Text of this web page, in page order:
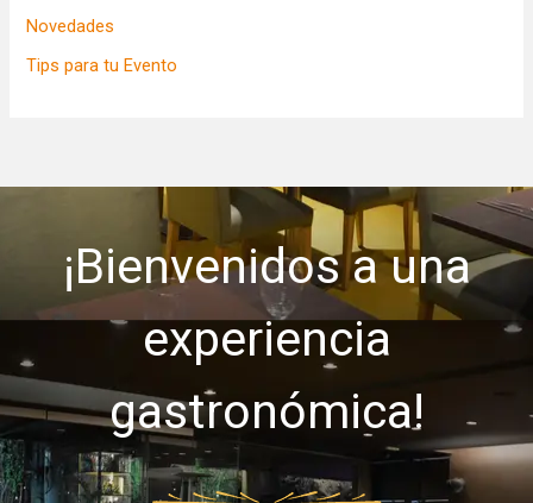
Novedades
Tips para tu Evento
¡Bienvenidos a una
experiencia
gastronómica!